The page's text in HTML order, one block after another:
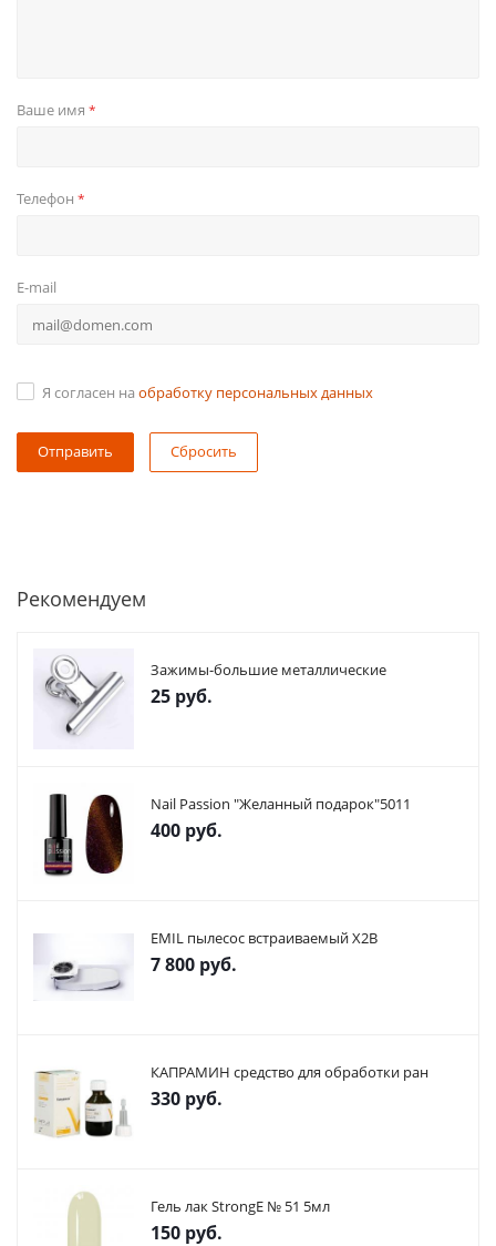
Ваше имя *
Телефон *
E-mail
Я согласен на обработку персональных данных
Сбросить
Рекомендуем
Зажимы-большие металлические
25 руб.
Nail Passion "Желанный подарок"5011
400 руб.
EMIL пылесос встраиваемый X2В
7 800 руб.
КАПРАМИН средство для обработки ран
330 руб.
Гель лак StrongE № 51 5мл
150 руб.